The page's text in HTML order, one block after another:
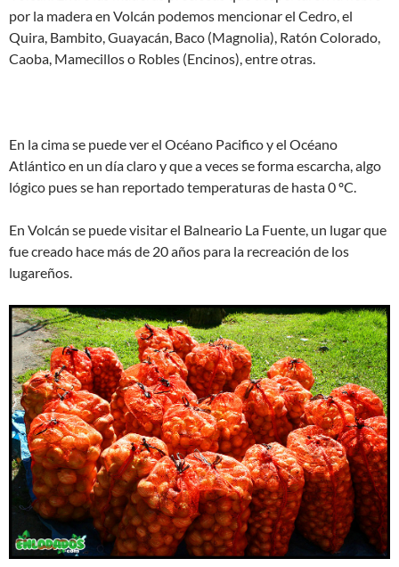
por la madera en Volcán podemos mencionar el Cedro, el
Quira, Bambito, Guayacán, Baco (Magnolia), Ratón Colorado,
Caoba, Mamecillos o Robles (Encinos), entre otras.
En la cima se puede ver el Océano Pacifico y el Océano
Atlántico en un día claro y que a veces se forma escarcha, algo
lógico pues se han reportado temperaturas de hasta 0 ºC.
En Volcán se puede visitar el Balneario La Fuente, un lugar que
fue creado hace más de 20 años para la recreación de los
lugareños.